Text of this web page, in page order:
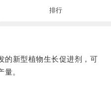
排行
新型植物生长促进剂，可
。